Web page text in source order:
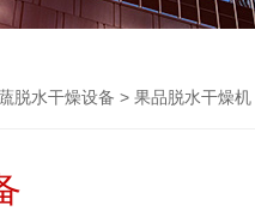
脱水干燥设备 > 果品脱水干燥机